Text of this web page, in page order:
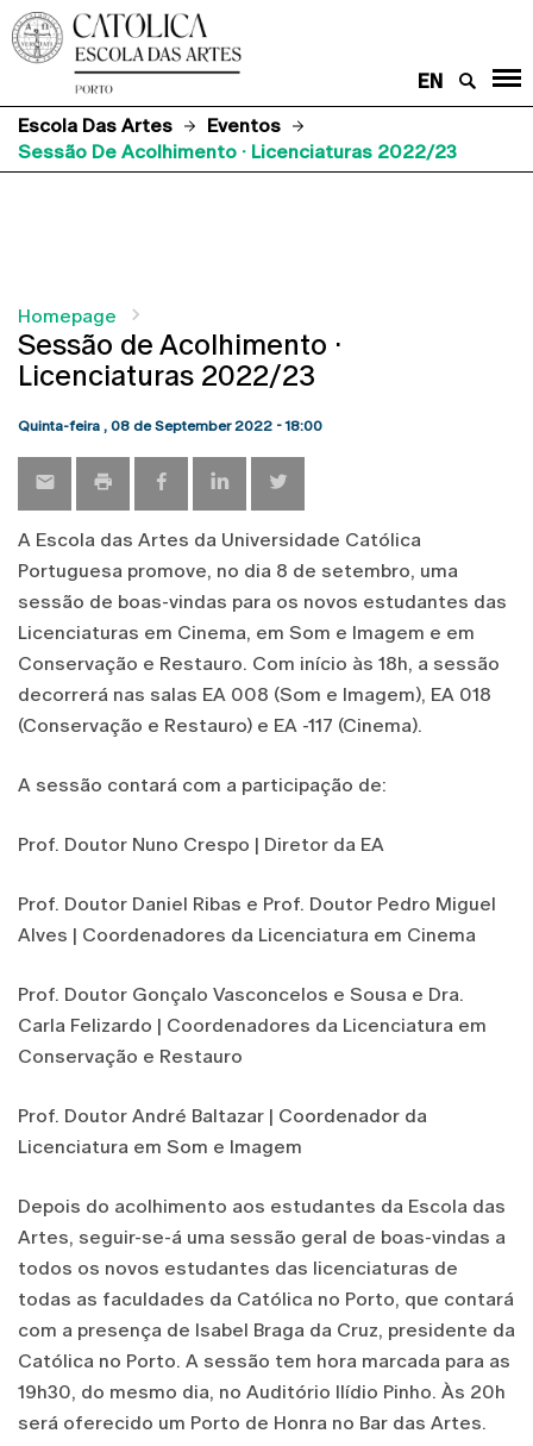
EN
Escola Das Artes
Eventos
Sessão De Acolhimento · Licenciaturas 2022/23
Homepage
Sessão de Acolhimento ·
Licenciaturas 2022/23
Quinta-feira , 08 de September 2022 - 18:00
A Escola das Artes da Universidade Católica
Portuguesa promove, no dia 8 de setembro, uma
sessão de boas-vindas para os novos estudantes das
Licenciaturas em Cinema, em Som e Imagem e em
Conservação e Restauro. Com início às 18h, a sessão
decorrerá nas salas EA 008 (Som e Imagem), EA 018
(Conservação e Restauro) e EA -117 (Cinema).
A sessão contará com a participação de:
Prof. Doutor Nuno Crespo | Diretor da EA
Prof. Doutor Daniel Ribas e Prof. Doutor Pedro Miguel
Alves | Coordenadores da Licenciatura em Cinema
Prof. Doutor Gonçalo Vasconcelos e Sousa e Dra.
Carla Felizardo | Coordenadores da Licenciatura em
Conservação e Restauro
Prof. Doutor André Baltazar | Coordenador da
Licenciatura em Som e Imagem
Depois do acolhimento aos estudantes da Escola das
Artes, seguir-se-á uma sessão geral de boas-vindas a
todos os novos estudantes das licenciaturas de
todas as faculdades da Católica no Porto, que contará
com a presença de Isabel Braga da Cruz, presidente da
Católica no Porto. A sessão tem hora marcada para as
19h30, do mesmo dia, no Auditório Ilídio Pinho. Às 20h
será oferecido um Porto de Honra no Bar das Artes.